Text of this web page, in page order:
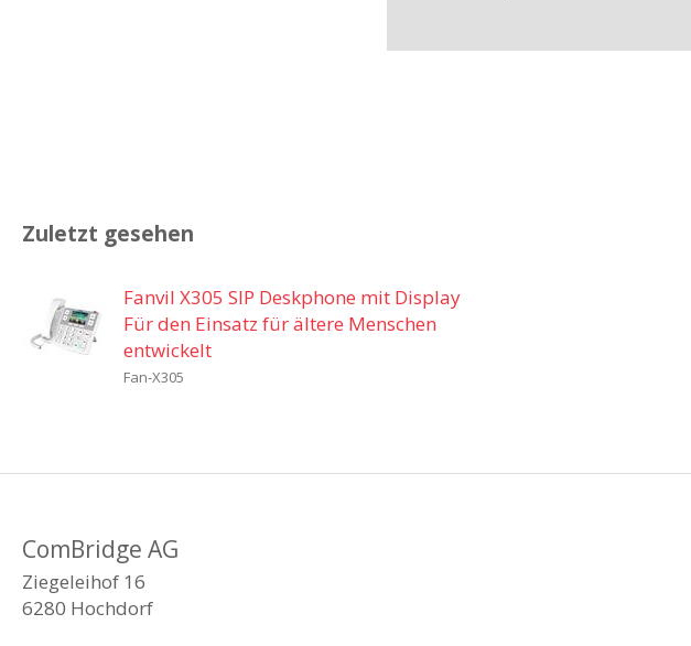
Zuletzt gesehen
Fanvil X305 SIP Deskphone mit Display
Für den Einsatz für ältere Menschen
entwickelt
Fan-X305
ComBridge AG
Ziegeleihof 16
6280 Hochdorf